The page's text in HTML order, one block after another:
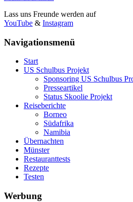
Lass uns Freunde werden auf
YouTube & Instagram
Navigationsmenü
Start
US Schulbus Projekt
Sponsoring US Schulbus
Presseartikel
Status Skoolie Projekt
Reiseberichte
Borneo
Südafrika
Namibia
Übernachten
Münster
Restauranttests
Rezepte
Testen
Werbung